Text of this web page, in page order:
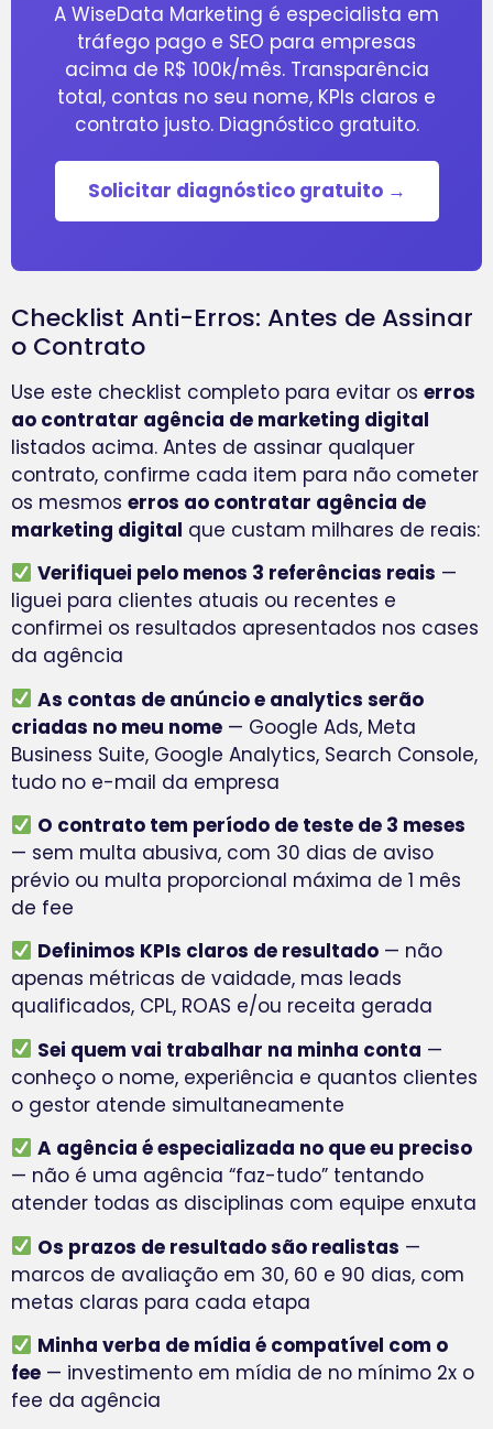
A WiseData Marketing é especialista em
tráfego pago e SEO para empresas
acima de R$ 100k/mês. Transparência
total, contas no seu nome, KPIs claros e
contrato justo. Diagnóstico gratuito.
Solicitar diagnóstico gratuito →
Checklist Anti-Erros: Antes de Assinar
o Contrato
Use este checklist completo para evitar os erros
ao contratar agência de marketing digital
listados acima. Antes de assinar qualquer
contrato, confirme cada item para não cometer
os mesmos erros ao contratar agência de
marketing digital que custam milhares de reais:
Verifiquei pelo menos 3 referências reais —
liguei para clientes atuais ou recentes e
confirmei os resultados apresentados nos cases
da agência
As contas de anúncio e analytics serão
criadas no meu nome — Google Ads, Meta
Business Suite, Google Analytics, Search Console,
tudo no e-mail da empresa
O contrato tem período de teste de 3 meses
— sem multa abusiva, com 30 dias de aviso
prévio ou multa proporcional máxima de 1 mês
de fee
Definimos KPIs claros de resultado — não
apenas métricas de vaidade, mas leads
qualificados, CPL, ROAS e/ou receita gerada
Sei quem vai trabalhar na minha conta —
conheço o nome, experiência e quantos clientes
o gestor atende simultaneamente
A agência é especializada no que eu preciso
— não é uma agência “faz-tudo” tentando
atender todas as disciplinas com equipe enxuta
Os prazos de resultado são realistas —
marcos de avaliação em 30, 60 e 90 dias, com
metas claras para cada etapa
Minha verba de mídia é compatível com o
fee — investimento em mídia de no mínimo 2x o
fee da agência